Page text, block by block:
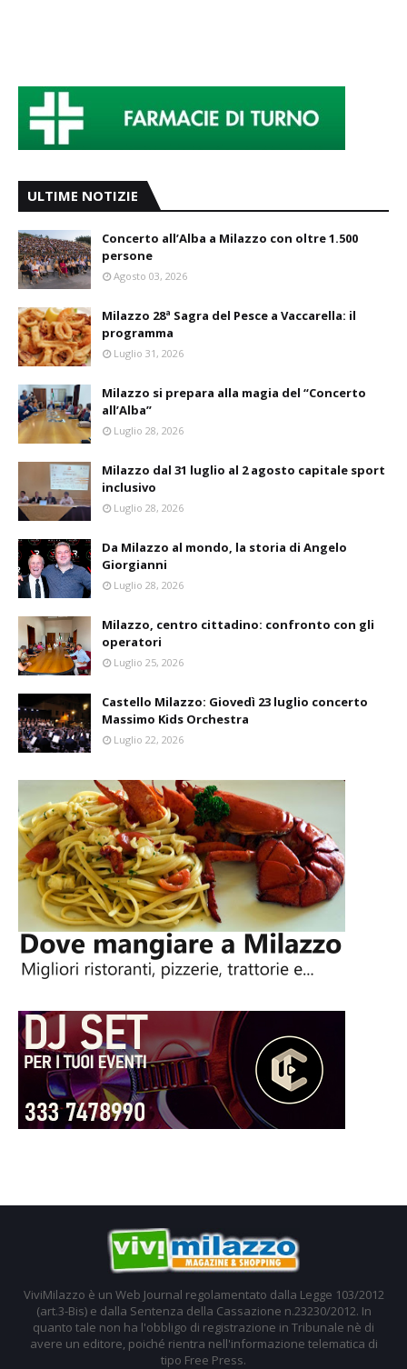
ULTIME NOTIZIE
Concerto all’Alba a Milazzo con oltre 1.500
persone
Agosto 03, 2026
Milazzo 28ª Sagra del Pesce a Vaccarella: il
programma
Luglio 31, 2026
Milazzo si prepara alla magia del “Concerto
all’Alba”
Luglio 28, 2026
Milazzo dal 31 luglio al 2 agosto capitale sport
inclusivo
Luglio 28, 2026
Da Milazzo al mondo, la storia di Angelo
Giorgianni
Luglio 28, 2026
Milazzo, centro cittadino: confronto con gli
operatori
Luglio 25, 2026
Castello Milazzo: Giovedì 23 luglio concerto
Massimo Kids Orchestra
Luglio 22, 2026
ViviMilazzo è un Web Journal regolamentato dalla Legge 103/2012
(art.3-Bis) e dalla Sentenza della Cassazione n.23230/2012. In
quanto tale non ha l'obbligo di registrazione in Tribunale nè di
avere un editore, poiché rientra nell'informazione telematica di
tipo Free Press.